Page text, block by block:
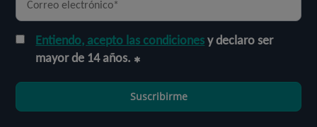
Entiendo, acepto las condicionesy declaro ser
mayor de 14 años.
Suscribirme